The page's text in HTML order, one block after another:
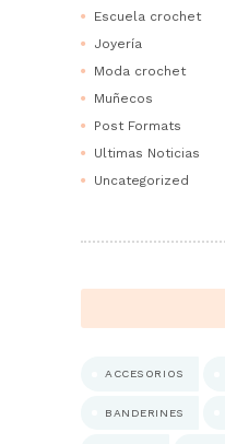
Escuela crochet
Joyería
Moda crochet
Muñecos
Post Formats
Ultimas Noticias
Uncategorized
ACCESORIOS
BANDERINES